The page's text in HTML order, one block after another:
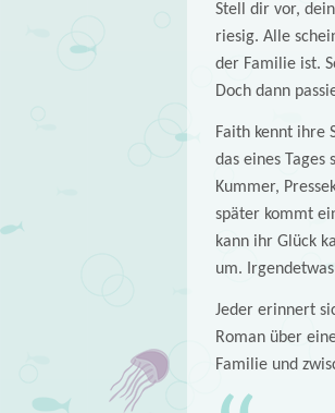
Stell dir vor,
riesig. Alle
der Familie ist.
Doch dann
Faith kennt ihre
das eines
Kummer,
später kommt
kann ihr Glück
um.
Jeder erinnert
Roman über
Familie und